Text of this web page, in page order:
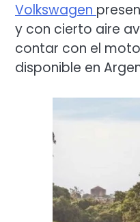
Volkswagen
y con cierto aire
contar con el
disponible en